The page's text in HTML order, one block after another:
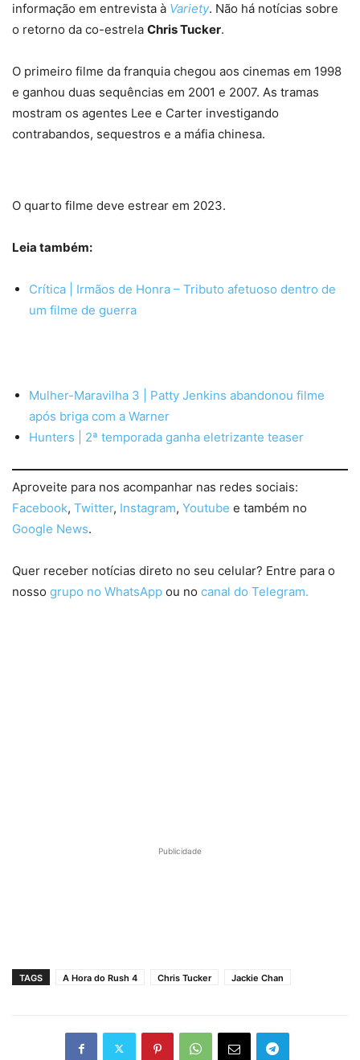
informação em entrevista à Variety. Não há notícias sobre
o retorno da co-estrela Chris Tucker.
O primeiro filme da franquia chegou aos cinemas em 1998
e ganhou duas sequências em 2001 e 2007. As tramas
mostram os agentes Lee e Carter investigando
contrabandos, sequestros e a máfia chinesa.
O quarto filme deve estrear em 2023.
Leia também:
Crítica | Irmãos de Honra – Tributo afetuoso dentro de
um filme de guerra
Mulher-Maravilha 3 | Patty Jenkins abandonou filme
após briga com a Warner
Hunters | 2ª temporada ganha eletrizante teaser
Aproveite para nos acompanhar nas redes sociais:
Facebook, Twitter, Instagram, Youtube e também no
Google News.
Quer receber notícias direto no seu celular? Entre para o
nosso grupo no WhatsApp ou no canal do Telegram.
Publicidade
TAGS A Hora do Rush 4 Chris Tucker Jackie Chan